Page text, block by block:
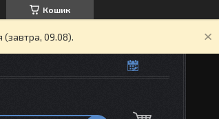
Кошик
(завтра, 09.08).